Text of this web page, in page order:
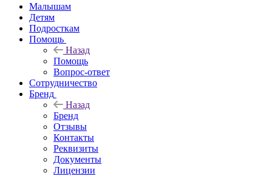
Малышам
Детям
Подросткам
Помощь
Назад
Помощь
Вопрос-ответ
Сотрудничество
Бренд
Назад
Бренд
Отзывы
Контакты
Реквизиты
Документы
Лицензии